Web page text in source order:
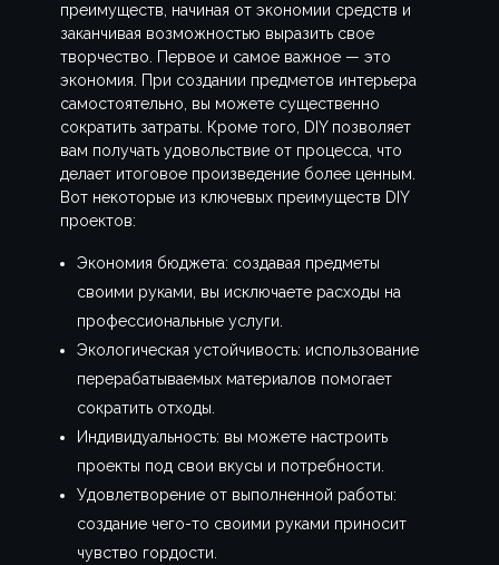
преимуществ, начиная от экономии средств и
заканчивая возможностью выразить свое
творчество. Первое и самое важное — это
экономия. При создании предметов интерьера
самостоятельно, вы можете существенно
сократить затраты. Кроме того, DIY позволяет
вам получать удовольствие от процесса, что
делает итоговое произведение более ценным.
Вот некоторые из ключевых преимуществ DIY
проектов:
Экономия бюджета: создавая предметы
своими руками, вы исключаете расходы на
профессиональные услуги.
Экологическая устойчивость: использование
перерабатываемых материалов помогает
сократить отходы.
Индивидуальность: вы можете настроить
проекты под свои вкусы и потребности.
Удовлетворение от выполненной работы:
создание чего-то своими руками приносит
чувство гордости.